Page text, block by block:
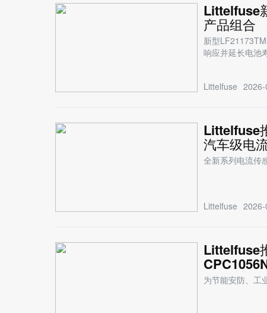
Littelfuse
产品组合
新型
响应并延长电池
Littelfuse
Littelfuse
汽车级电
全新系列电流传
Littelfuse
Littelfuse
为节能安防、工